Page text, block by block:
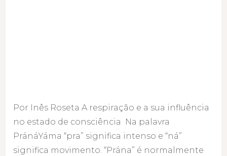
Por Inês Roseta A respiração e a sua influência
no estado de consciência Na palavra
PránáYáma “pra” significa intenso e “ná”
significa movimento. “Prána” é normalmente